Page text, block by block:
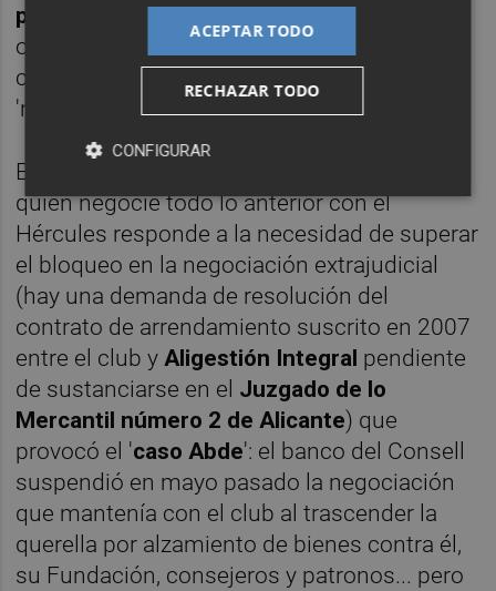
profesional
. Eso sí, el IVF se quiere reservar
otras vías de ingresos distintas del alquiler,
como por ejemplo la comercialización del
'naming' de la instalación.
El que ahora sea un tercero distinto del IVF
quien negocie todo lo anterior con el
Hércules responde a la necesidad de superar
el bloqueo en la negociación extrajudicial
(hay una demanda de resolución del
contrato de arrendamiento suscrito en 2007
entre el club yAligestión Integral pendiente
de sustanciarse en el Juzgado de lo
Mercantil número 2 de Alicante) que
provocó el 'caso Abde': el banco del Consell
suspendió en mayo pasado la negociación
que mantenía con el club al trascender la
querella por alzamiento de bienes contra él,
su Fundación, consejeros y patronos... pero
ACEPTAR TODO
RECHAZAR TODO
CONFIGURAR